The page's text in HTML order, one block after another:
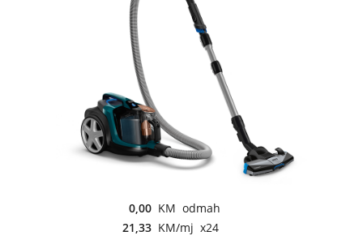
0,00 KM odmah
21,33 KM/mj x24